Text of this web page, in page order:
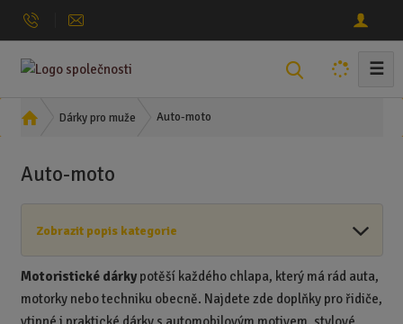
☰
Ú
d
s
r
a
Dárky pro muže Auto-moto
Auto-moto
Zobrazit popis kategorie
Motoristické dárkypotěší každého chlapa, který má rád auta,
motorky nebo techniku obecně. Najdete zde doplňky pro řidiče,